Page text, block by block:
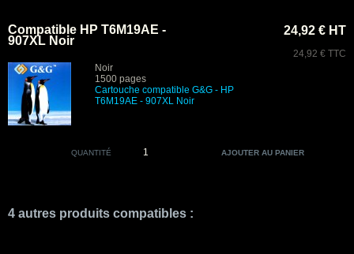
Compatible HP T6M19AE -
907XL Noir
Noir
1500 pages
Cartouche compatible G&G - HP
T6M19AE - 907XL Noir
24,92 € HT
24,92 € TTC
QUANTITÉ
4 autres produits compatibles :